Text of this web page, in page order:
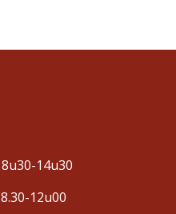
8u30-14u30
8.30-12u00